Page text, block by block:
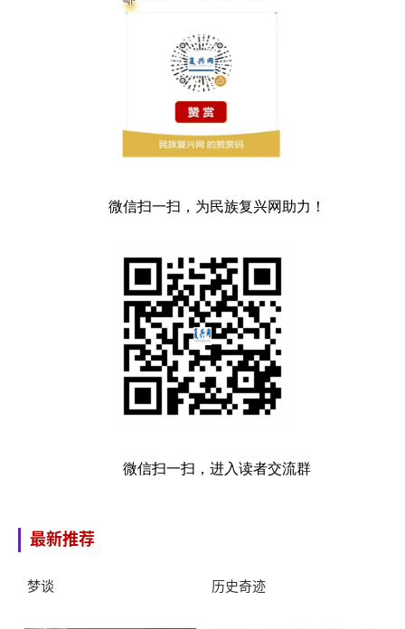
微信扫一扫，为民族复兴网助力！
微信扫一扫，进入读者交流群
最新推荐
梦谈 历史奇迹